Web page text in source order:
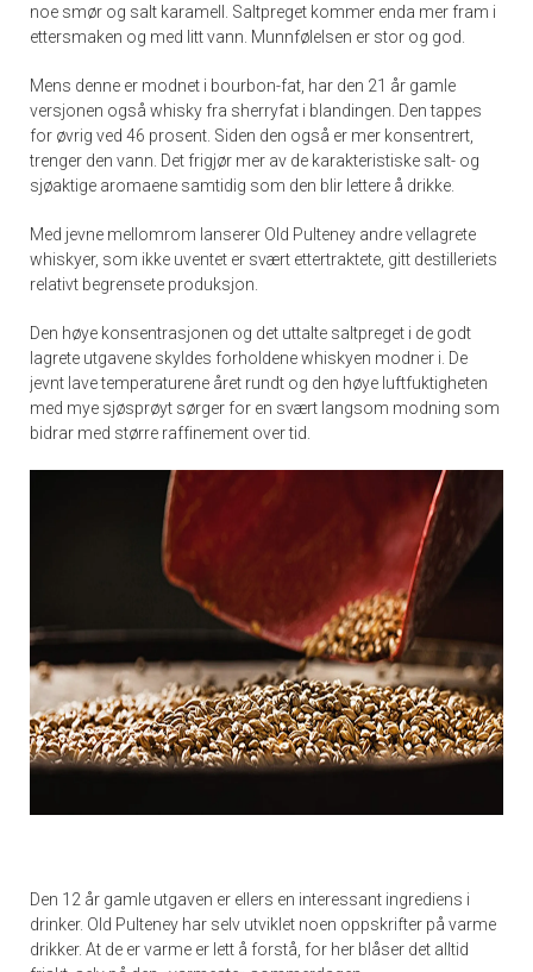
noe smør og salt karamell. Saltpreget kommer enda mer fram i
ettersmaken og med litt vann. Munnfølelsen er stor og god.
Mens denne er modnet i bourbon-fat, har den 21 år gamle
versjonen også whisky fra sherryfat i blandingen. Den tappes
for øvrig ved 46 prosent. Siden den også er mer konsentrert,
trenger den vann. Det frigjør mer av de karakteristiske salt- og
sjøaktige aromaene samtidig som den blir lettere å drikke.
Med jevne mellomrom lanserer Old Pulteney andre vellagrete
whiskyer, som ikke uventet er svært ettertraktete, gitt destilleriets
relativt begrensete produksjon.
Den høye konsentrasjonen og det uttalte saltpreget i de godt
lagrete utgavene skyldes forholdene whiskyen modner i. De
jevnt lave temperaturene året rundt og den høye luftfuktigheten
med mye sjøsprøyt sørger for en svært langsom modning som
bidrar med større raffinement over tid.
Den 12 år gamle utgaven er ellers en interessant ingrediens i
drinker. Old Pulteney har selv utviklet noen oppskrifter på varme
drikker. At de er varme er lett å forstå, for her blåser det alltid